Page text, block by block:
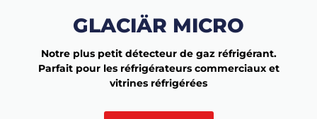
GLACIÄR MICRO
Notre plus petit détecteur de gaz réfrigérant.
Parfait pour les réfrigérateurs commerciaux et
vitrines réfrigérées